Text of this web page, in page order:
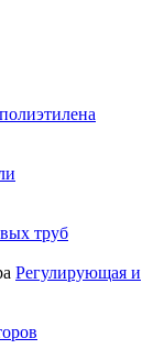
труб
Регулирующая и